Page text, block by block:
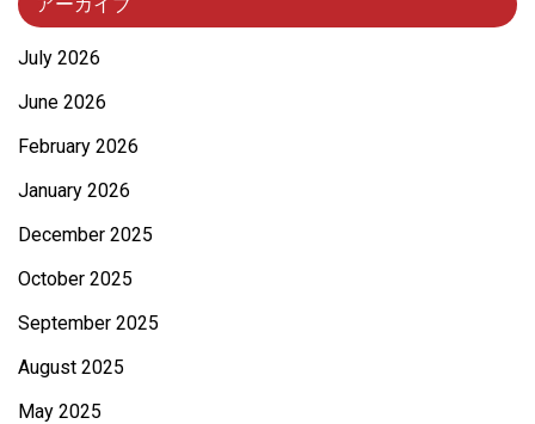
July 2026
June 2026
February 2026
January 2026
December 2025
October 2025
September 2025
August 2025
May 2025